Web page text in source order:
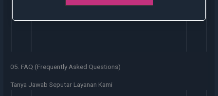
05. FAQ (Frequently Asked Questions)
Tanya Jawab Seputar Layanan Kami